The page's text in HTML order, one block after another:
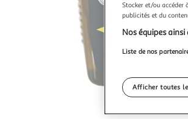
Stocker et/ou accéder
publicités et du
Nos équipes
Liste de nos
Afficher toutes